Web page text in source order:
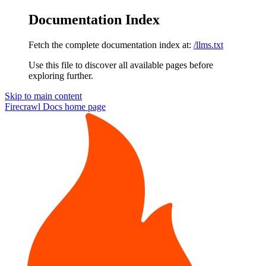
Documentation Index
Fetch the complete documentation index at: /llms.txt
Use this file to discover all available pages before
exploring further.
Skip to main content
Firecrawl Docs home page